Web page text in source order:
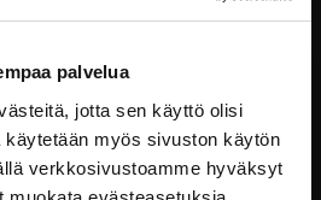
palvelua
jotta sen käyttö olisi
myös sivuston käytön
verkkosivustoamme hyväksyt